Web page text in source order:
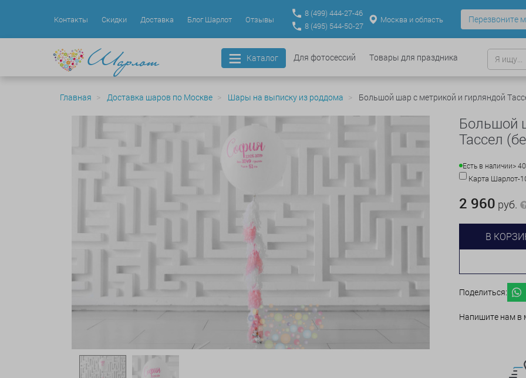
Контакты Скидки Доставка Блог Шарлот Отзывы
8 (499) 444-27-46
8 (495) 544-50-27
Москва и область Перезвоните
Каталог Для фотосессий Товары для праздника
Главная Доставка шаров по Москве Шары на выписку из роддома Большой шар с метрикой и гирляндой
Большой
Тассел
Есть в наличии> 40
Карта Шарлот-
2 960 руб.
В
Поделиться:
Напишите нам в